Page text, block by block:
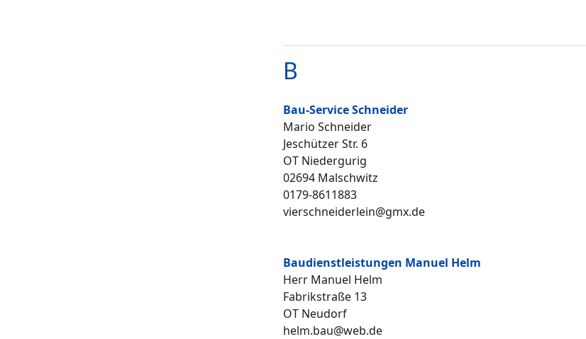
B
Bau-Service Schneider
Mario Schneider
Jeschützer Str. 6
OT Niedergurig
02694 Malschwitz
0179-8611883
vierschneiderlein@gmx.de
Baudienstleistungen Manuel Helm
Herr Manuel Helm
Fabrikstraße 13
OT Neudorf
helm.bau@web.de